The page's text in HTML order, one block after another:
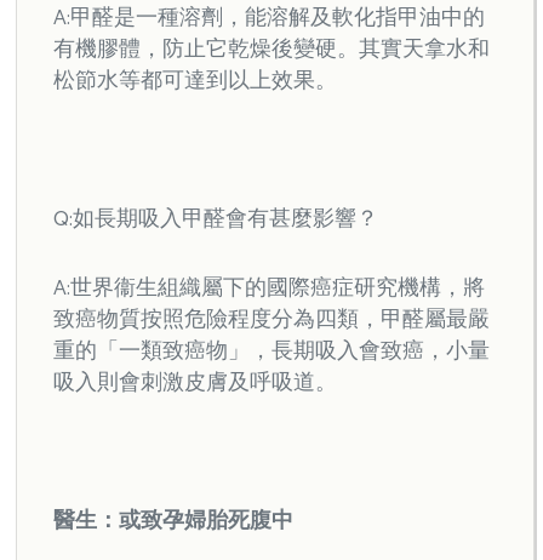
A:甲醛是一種溶劑，能溶解及軟化指甲油中的
有機膠體，防止它乾燥後變硬。其實天拿水和
松節水等都可達到以上效果。
Q:如長期吸入甲醛會有甚麼影響？
A:世界衞生組織屬下的國際癌症研究機構，將
致癌物質按照危險程度分為四類，甲醛屬最嚴
重的「一類致癌物」，長期吸入會致癌，小量
吸入則會刺激皮膚及呼吸道。
醫生：或致孕婦胎死腹中